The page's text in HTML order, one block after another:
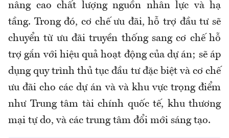
nâng cao chất lượng nguồn nhân lực và hạ
tầng. Trong đó, cơ chế ưu đãi, hỗ trợ đầu tư sẽ
chuyển từ ưu đãi truyền thống sang cơ chế hỗ
trợ gắn với hiệu quả hoạt động của dự án; sẽ áp
dụng quy trình thủ tục đầu tư đặc biệt và cơ chế
ưu đãi cho các dự án và và khu vực trọng điểm
như Trung tâm tài chính quốc tế, khu thương
mại tự do, và các trung tâm đổi mới sáng tạo.